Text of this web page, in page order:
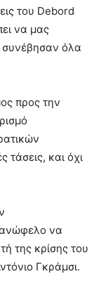
του Debord
να μας
συνέβησαν όλα
προς την
τάσεις, και όχι
ανώφελο να
της κρίσης του
Γκράμσι.